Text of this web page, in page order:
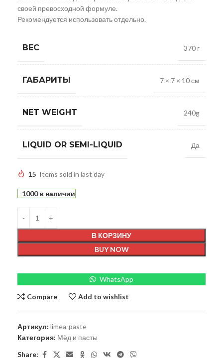
своей превосходной формуле.
Рекомендуется использовать отдельно.
ВЕС 370 г
ГАБАРИТЫ 7 × 7 × 10 см
NET WEIGHT 240g
LIQUID OR SEMI-LIQUID Да
15 Items sold in last day
1000 в наличии
В КОРЗИНУ
BUY NOW
WhatsApp
Compare Add to wishlist
Артикул: limea-paste
Категория: Мёд и пасты
Share: